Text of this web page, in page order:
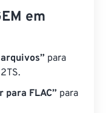
em
para
para FLAC” para